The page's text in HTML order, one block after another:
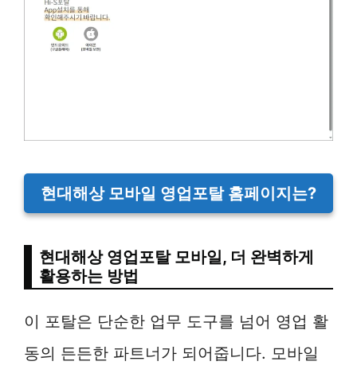
현대해상 모바일 영업포탈 홈페이지는?
현대해상 영업포탈 모바일, 더 완벽하게
활용하는 방법
이 포탈은 단순한 업무 도구를 넘어 영업 활
동의 든든한 파트너가 되어줍니다. 모바일